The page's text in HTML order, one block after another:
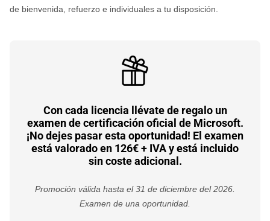
de bienvenida, refuerzo e individuales a tu disposición.
Con cada licencia llévate de regalo un
examen de certificación oficial de Microsoft.
¡No dejes pasar esta oportunidad! El examen
está valorado en 126€ + IVA y está incluido
sin coste adicional.
Promoción válida hasta el 31 de diciembre del 2026.
Examen de una oportunidad.